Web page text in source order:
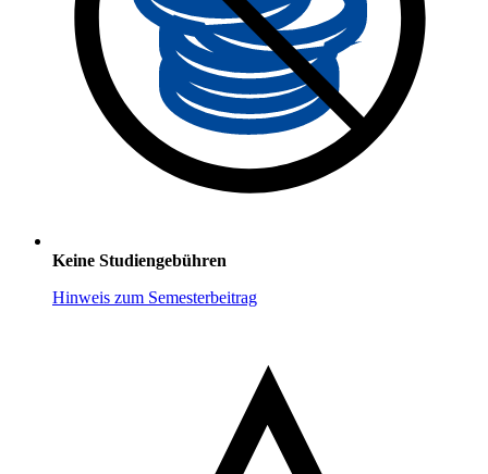
Keine Studiengebühren
Hinweis zum Semesterbeitrag